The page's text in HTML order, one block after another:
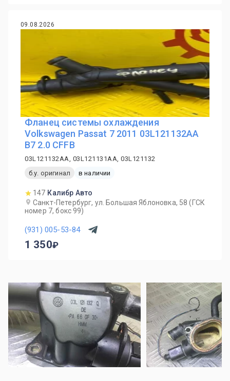
09.08.2026
Фланец системы охлаждения
Volkswagen Passat 7 2011 03L121132AA
B7 2.0 CFFB
03L121132AA, 03L121131AA, 03L121132
б.у. оригинал
в наличии
147 Калибр Авто
Санкт-Петербург, ул. Большая Яблоновка, 58 (ГСК
номер 7, бокс 99)
(931) 005-53-84
1 350